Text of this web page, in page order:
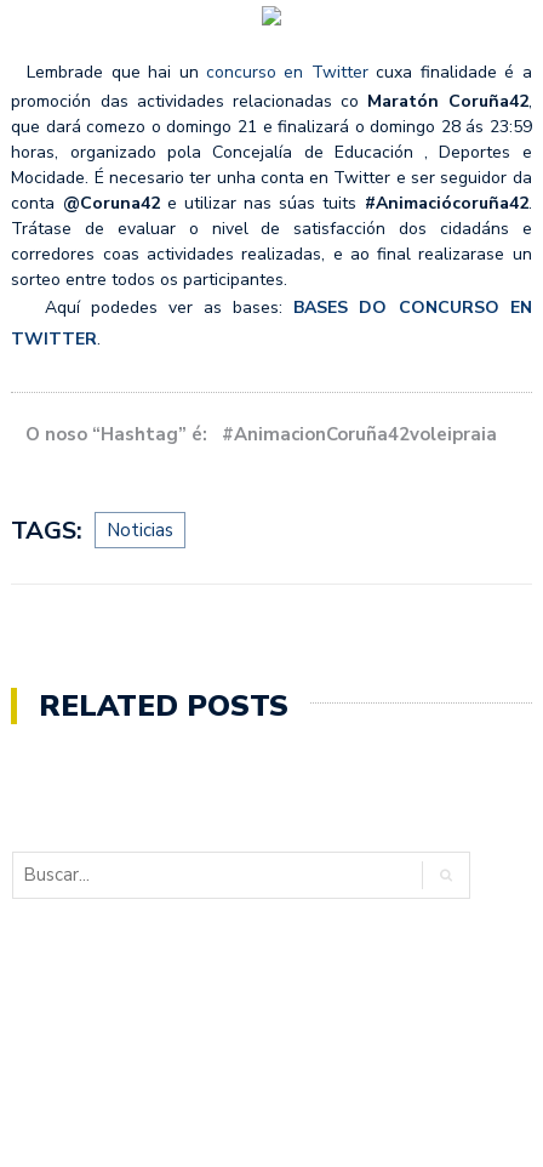
Lembrade que hai un concurso en Twitter cuxa finalidade é a
promoción das actividades relacionadas co Maratón Coruña42,
que dará comezo o domingo 21 e finalizará o domingo 28 ás 23:59
horas, organizado pola Concejalía de Educación , Deportes e
Mocidade. É necesario ter unha conta en Twitter e ser seguidor da
conta @Coruna42e utilizar nas súas tuits #Animaciócoruña42.
Trátase de evaluar o nivel de satisfacción dos cidadáns e
corredores coas actividades realizadas, e ao final realizarase un
sorteo entre todos os participantes.
Aquí podedes ver as bases: BASES DO CONCURSO EN
TWITTER.
O noso “Hashtag” é: #AnimacionCoruña42voleipraia
TAGS: Noticias
RELATED POSTS